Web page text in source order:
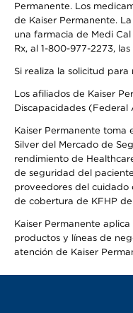
Permanente. Los
de Kaiser Permanente.
una farmacia de Medi
Rx, al 1-800-977-2273,
Si realiza la solicitud
Los afiliados de Kaiser
Discapacidades (Federal
Kaiser Permanente toma
Silver del Mercado de
rendimiento de
de seguridad del
proveedores del cuidado
de cobertura de KFHP
Kaiser Permanente
productos y líneas de
atención de Kaiser